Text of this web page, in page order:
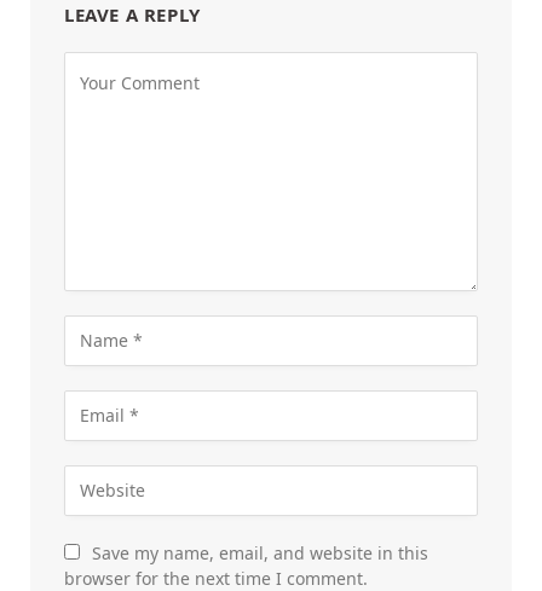
LEAVE A REPLY
Save my name, email, and website in this
browser for the next time I comment.